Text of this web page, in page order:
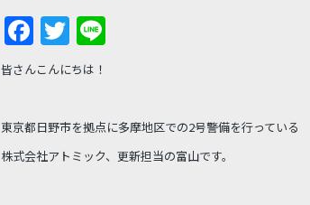
F
a
c
e
b
o
T
w
itt
er
皆さんこんにちは！
東京都日野市を拠点に多摩地区での2号警備を行っている
株式会社アトミック、更新担当の富山です。